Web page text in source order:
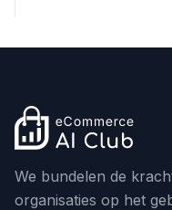
We bundelen de
organisaties op het